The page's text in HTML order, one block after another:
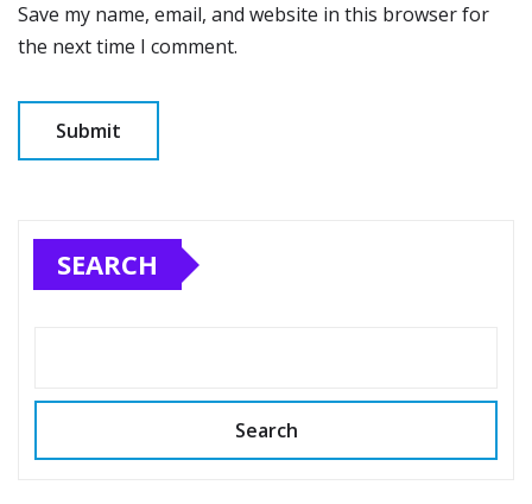
Save my name, email, and website in this browser for
the next time I comment.
SEARCH
Search